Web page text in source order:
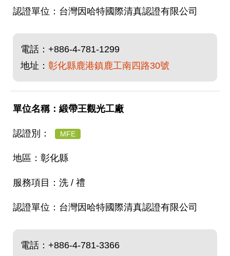
台灣因哈特國際清真認證有限公司
電話： +886-4-781-1299
地址： 彰化縣鹿港鎮鹿工南四路30號
緞帶王觀光工廠
MFE
彰化縣
洗 / 禮
台灣因哈特國際清真認證有限公司
電話： +886-4-781-3366